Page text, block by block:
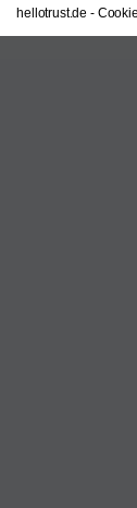
hellotrust.de -